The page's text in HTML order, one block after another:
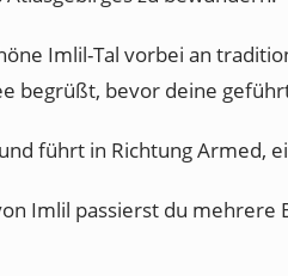
Imlil-Tal vorbei an
begrüßt, bevor deine
führt in Richtung Armed,
Imlil passierst du